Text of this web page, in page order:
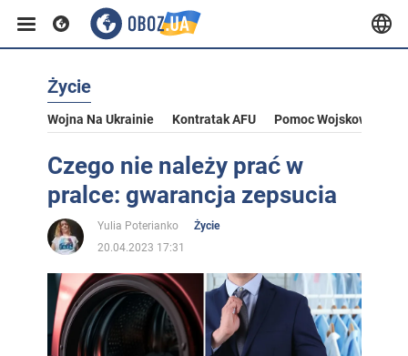
Życie
Wojna Na Ukrainie Kontratak AFU Pomoc Wojskowa Dla
Czego nie należy prać w
pralce: gwarancja zepsucia
Yulia Poterianko
Życie
20.04.2023 17:31